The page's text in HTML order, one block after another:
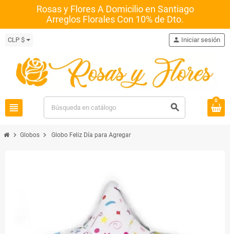
Rosas y Flores A Domicilio en Santiago
Arreglos Florales Con 10% de Dto.
CLP $
view_headline search
person Iniciar sesión
0
chevron_right Globos chevron_right Globo Feliz Día para Agregar